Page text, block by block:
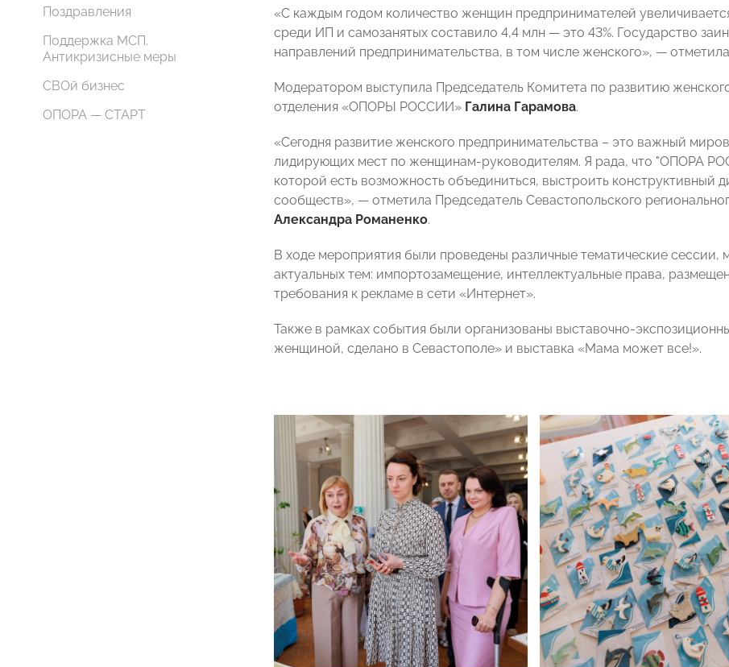
Поздравления
Поддержка МСП.
Антикризисные меры
СВОй бизнес
ОПОРА — СТАРТ
«С каждым годом количество женщин предпринимателей
среди ИП и самозанятых составило 4,4 млн — это 43%. Государство
направлений предпринимательства, в том числе женского», —
Модератором выступила Председатель Комитета по развитию
отделения «ОПОРЫ РОССИИ» Галина Гарамова.
«Сегодня развитие женского предпринимательства – это важный
лидирующих мест по женщинам-руководителям. Я рада, что "ОПОРА
которой есть возможность объединиться, выстроить конструктивный
сообществ», — отметила Председатель Севастопольского
Александра Романенко.
В ходе мероприятия были проведены различные тематические
актуальных тем: импортозамещение, интеллектуальные права,
требования к рекламе в сети «Интернет».
Также в рамках события были организованы выставочно-
женщиной, сделано в Севастополе» и выставка «Мама может все!».